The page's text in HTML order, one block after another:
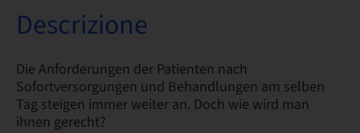
Descrizione
Die Anforderungen der Patienten nach
Sofortversorgungen und Behandlungen am selben
Tag steigen immer weiter an. Doch wie wird man
ihnen gerecht?